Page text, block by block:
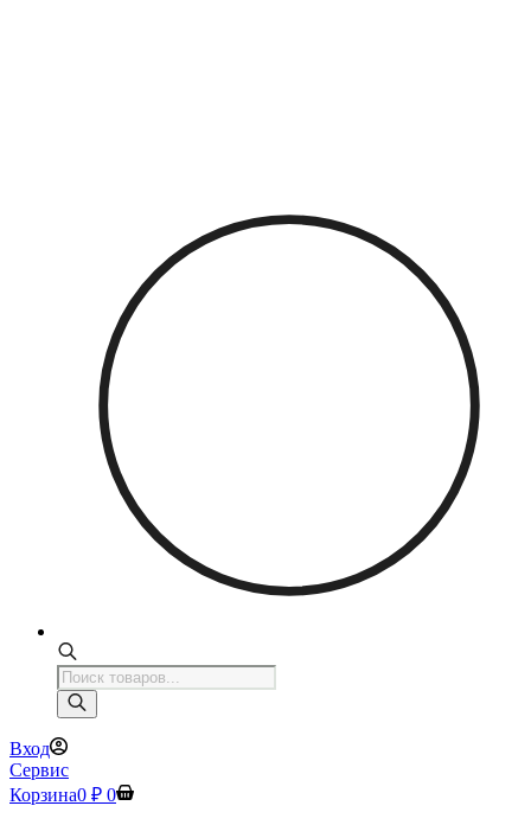
Поиск
товаров
Вход
Сервис
Корзина0 ₽ 0